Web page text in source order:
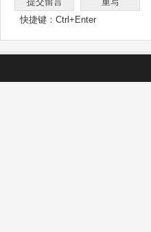
快捷键：Ctrl+Enter